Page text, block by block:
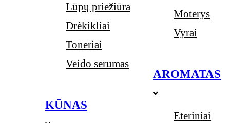
Lūpų priežiūra
Drėkikliai
Toneriai
Veido serumas
KŪNAS
Moterys
Vyrai
AROMATAS
Eteriniai